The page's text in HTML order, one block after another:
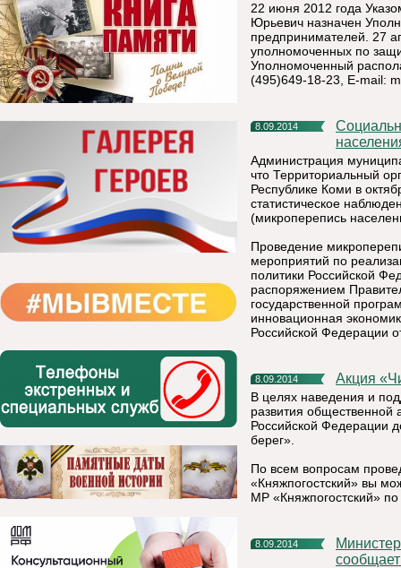
22 июня 2012 года
Юрьевич назначен
предпринимателей. 27
уполномоченных по
Уполномоченный
(495)649-18-23, E-mail:
8.09.2014
Социально-демографическое обследование (микроперепись
Администрация
что Территориальный
Республике Коми в
статистическое
(микроперепись
Проведение
мероприятий по
политики Российской
распоряжением
государственной
инновационная
Российской Федерации
8.09.2014 Акция
В целях наведения и
развития общественной
Российской Федерации
берег».
По всем вопросам
«Княжпогостский» вы
МР «Княжпогостский»
8.09.2014
Министерство экономического развития Республики Коми
сообщает